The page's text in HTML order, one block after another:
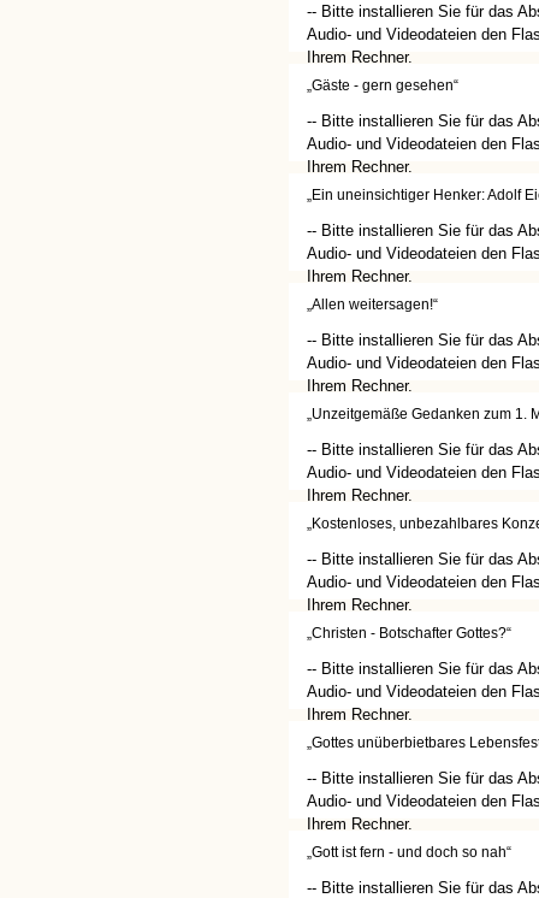
-- Bitte installieren Sie für das
Audio- und Videodateien den
Ihrem Rechner.
(http://get.adobe.com/de/
„Gäste - gern gesehen“
-- Bitte installieren Sie für das
Audio- und Videodateien den
Ihrem Rechner.
(http://get.adobe.com/de/
„Ein uneinsichtiger Henker: Adolf
-- Bitte installieren Sie für das
Audio- und Videodateien den
Ihrem Rechner.
(http://get.adobe.com/de/
„Allen weitersagen!“
-- Bitte installieren Sie für das
Audio- und Videodateien den
Ihrem Rechner.
(http://get.adobe.com/de/
„Unzeitgemäße Gedanken zum 1.
-- Bitte installieren Sie für das
Audio- und Videodateien den
Ihrem Rechner.
(http://get.adobe.com/de/
„Kostenloses, unbezahlbares
-- Bitte installieren Sie für das
Audio- und Videodateien den
Ihrem Rechner.
(http://get.adobe.com/de/
„Christen - Botschafter Gottes?“
-- Bitte installieren Sie für das
Audio- und Videodateien den
Ihrem Rechner.
(http://get.adobe.com/de/
„Gottes unüberbietbares
-- Bitte installieren Sie für das
Audio- und Videodateien den
Ihrem Rechner.
(http://get.adobe.com/de/
„Gott ist fern - und doch so nah“
-- Bitte installieren Sie für das